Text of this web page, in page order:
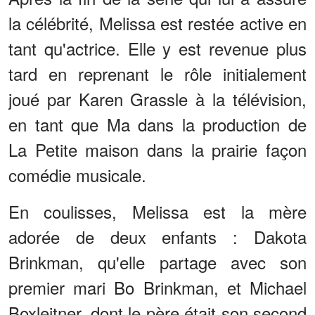
la célébrité, Melissa est restée active en
tant qu'actrice. Elle y est revenue plus
tard en reprenant le rôle initialement
joué par Karen Grassle à la télévision,
en tant que Ma dans la production de
La Petite maison dans la prairie façon
comédie musicale.
En coulisses, Melissa est la mère
adorée de deux enfants : Dakota
Brinkman, qu'elle partage avec son
premier mari Bo Brinkman, et Michael